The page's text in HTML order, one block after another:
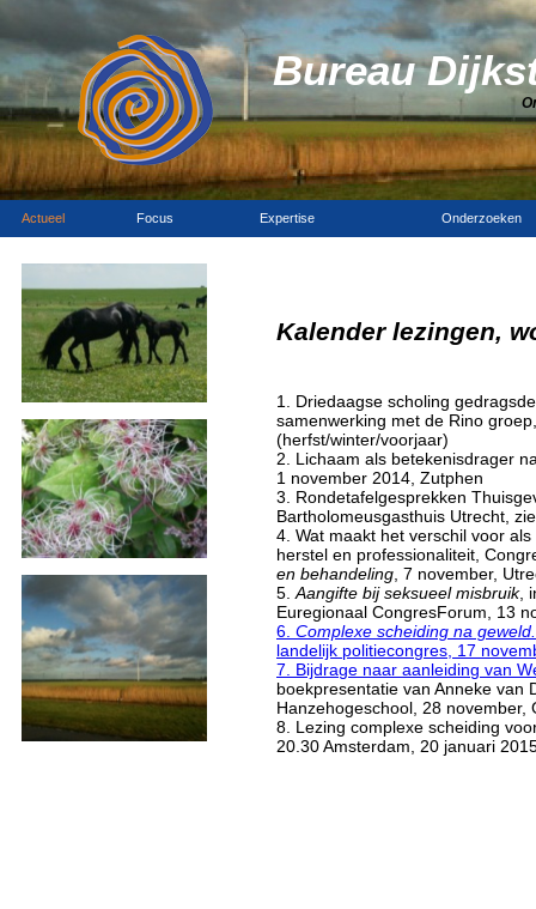
Bureau
Actueel Focus Expertise Onderzoeken
Kalender lezingen,
1. Driedaagse scholing
samenwerking met de Rino
(herfst/winter/voorjaar)
2. Lichaam als betekenisdrager
1 november 2014, Zutphen
3. Rondetafelgesprekken
Bartholomeusgasthuis Utrecht,
4. Wat maakt het verschil voor
herstel en professionaliteit,
en behandeling, 7 november,
5.Aangifte bij seksueel misbruik,
Euregionaal CongresForum, 13
6. Complexe scheiding na
landelijk politiecongres, 17
7. Bijdrage naar aanleiding van
boekpresentatie van Anneke van
Hanzehogeschool, 28 november,
8. Lezing complexe scheiding
20.30 Amsterdam, 20 januari